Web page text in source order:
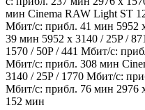
мин Cinema RAW Light ST
Мбит/с: прибл. 41 мин 5952
39 мин 5952 x 3140 / 25P /
1570 / 50P / 441 Мбит/с:
Мбит/с: прибл. 308 мин
3140 / 25P / 1770 Мбит/с:
Мбит/с: прибл. 76 мин 2976
152 мин